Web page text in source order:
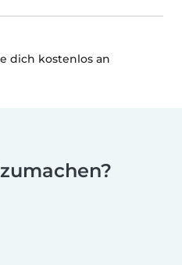
dich kostenlos an